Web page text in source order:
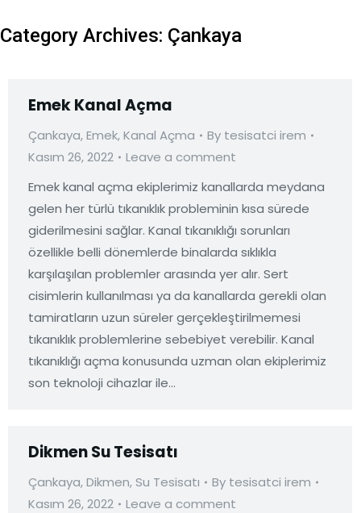
Category Archives: Çankaya
Emek Kanal Açma
Çankaya,Emek,Kanal Açma By tesisatci irem
Kasım 26, 2022
Leave a comment
Emek kanal açma ekiplerimiz kanallarda meydana
gelen her türlü tıkanıklık probleminin kısa sürede
giderilmesini sağlar. Kanal tıkanıklığı sorunları
özellikle belli dönemlerde binalarda sıklıkla
karşılaşılan problemler arasında yer alır. Sert
cisimlerin kullanılması ya da kanallarda gerekli olan
tamiratların uzun süreler gerçekleştirilmemesi
tıkanıklık problemlerine sebebiyet verebilir. Kanal
tıkanıklığı açma konusunda uzman olan ekiplerimiz
son teknoloji cihazlar ile…
Dikmen Su Tesisatı
Çankaya,Dikmen,Su Tesisatı By tesisatci irem
Kasım 26, 2022
Leave a comment